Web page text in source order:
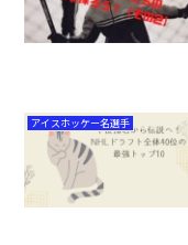
アイスホッケー名選手